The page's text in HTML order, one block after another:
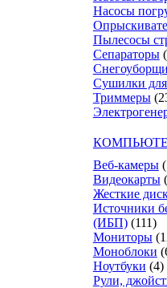
Насосы
Пылесосы
Сепараторы
Сушилки
Триммеры
Веб-камеры
Видеокарты
Жесткие
Источники
(ИБП) (111)
Мониторы
Моноблоки
Ноутбуки (4)
Рули,